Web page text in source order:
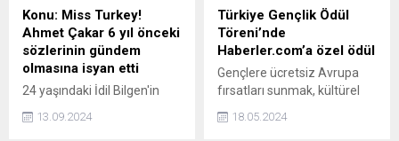
şampuan tüyosu!
Konu: Miss Turkey!
Ahmet Çakar 6 yıl önceki
sözlerinin gündem
olmasına isyan etti
24 yaşındaki İdil Bilgen'in
seçilmesinin ardından
13.09.2024
Türkiye Gençlik Ödül
Töreni’nde
Haberler.com’a özel ödül
Gençlere ücretsiz Avrupa
fırsatları sunmak, kültürel
ilham kaynağı olmak
18.05.2024